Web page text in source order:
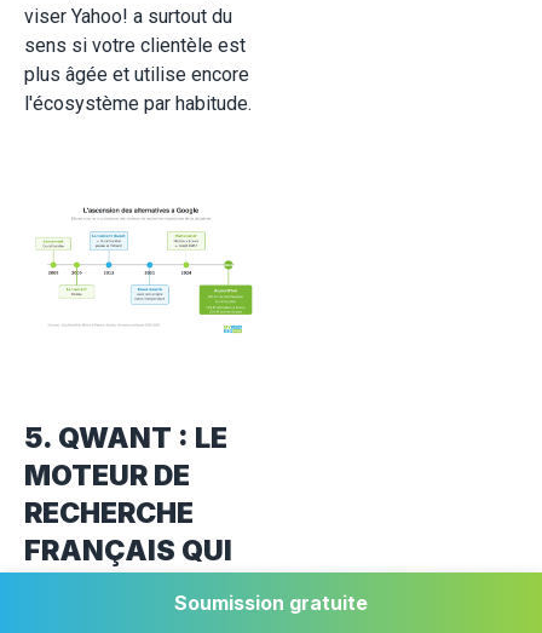
viser Yahoo! a surtout du
sens si votre clientèle est
plus âgée et utilise encore
l'écosystème par habitude.
5. QWANT : LE
MOTEUR DE
RECHERCHE
FRANÇAIS QUI
MISE SUR LASoumission gratuite